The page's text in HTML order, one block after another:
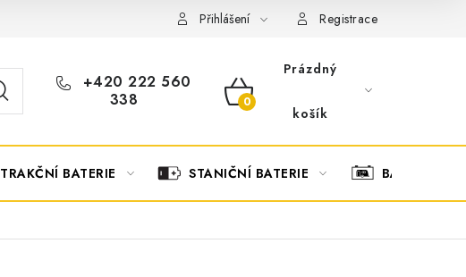
OBCHODNÍ PODMÍNKY OCHRANA OSOBNÍCH ÚDAJŮ
Přihlášení Registrace
+420 222 560
338
NÁKUPNÍ
Prázdný
košík
TRAKČNÍ BATERIE STANIČNÍ BATERIE BATERIOVÉ